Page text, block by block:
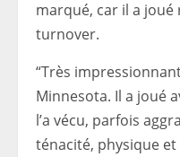
marqué, car il a
turnover.
“Très
Minnesota. Il a joué
l’a vécu, parfois
ténacité, physique